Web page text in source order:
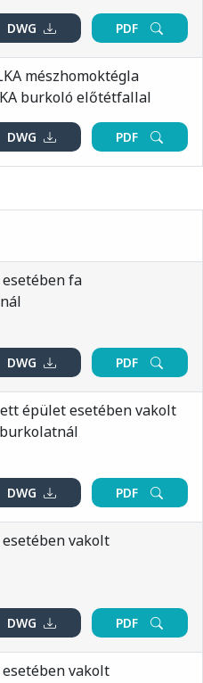
DWG PDF
mészhomoktégla
burkoló előtétfallal
DWG PDF
fa
DWG PDF
épület esetében vakolt
DWG PDF
vakolt
DWG PDF
vakolt